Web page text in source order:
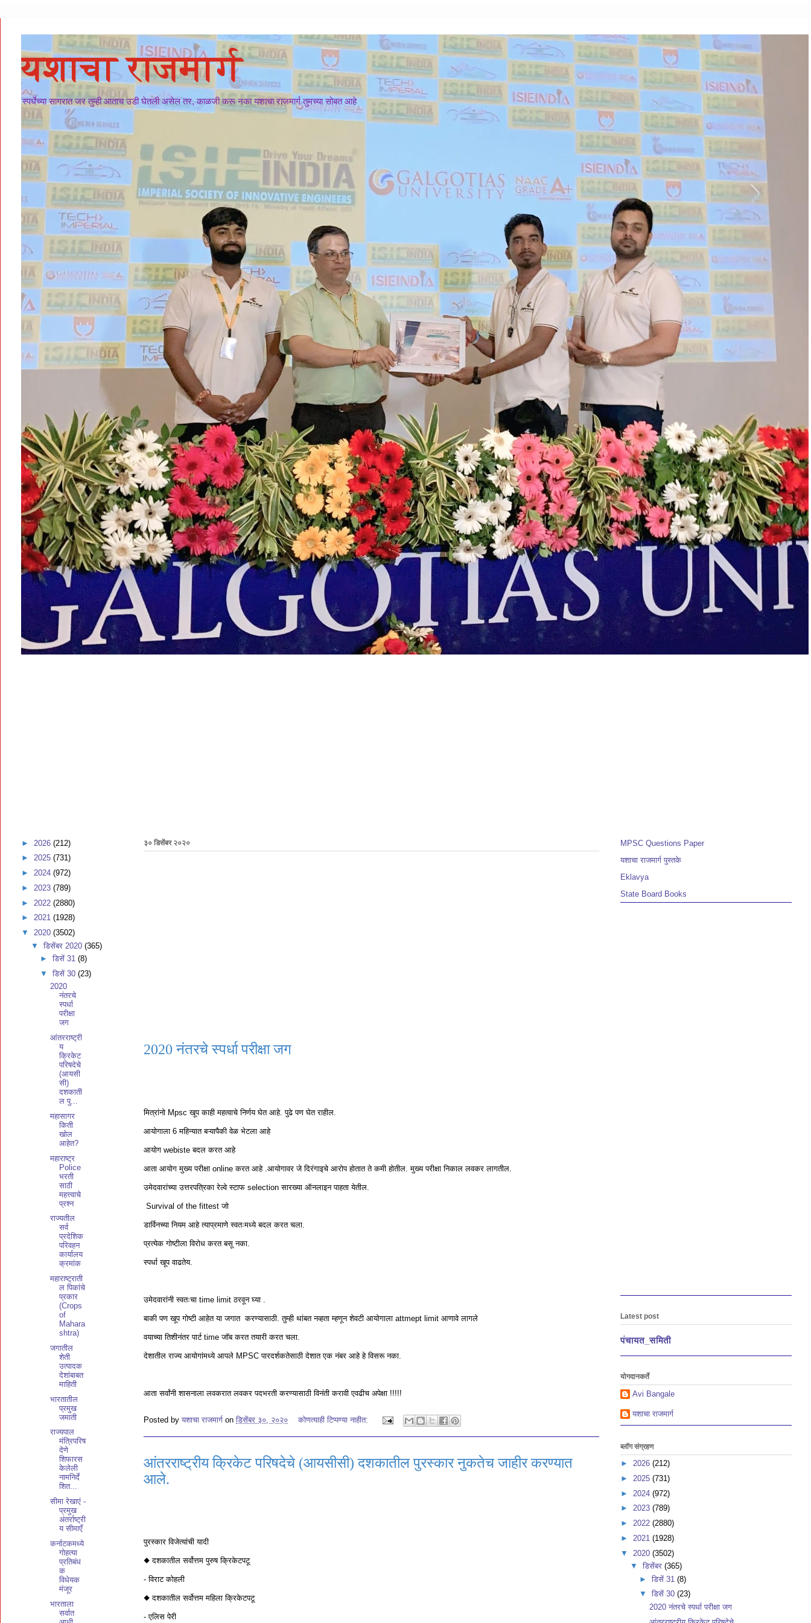
यशाचा राजमार्ग
स्पर्धेच्या सागरात जर तुम्ही आताच उडी घेतली असेल तर, काळजी करू नका यशाचा राजमार्ग तुमच्या सोबत आहे
३० डिसेंबर २०२०
2020 नंतरचे स्पर्धा परीक्षा जग
मित्रांनो Mpsc खूप काही महत्वाचे निर्णय घेत आहे. पुढे पण घेत राहील.
आयोगाला 6 महिन्यात बऱ्यापैकी वेळ भेटला आहे
आयोग webiste बदल करत आहे
आता आयोग मुख्य परीक्षा online करत आहे .आयोगावर जे दिरंगाइचे आरोप होतात ते कमी होतील. मुख्य परीक्षा निकाल लवकर लागतील.
उमेदवारांच्या उत्तरपत्रिका रेल्वे स्टाफ selection सारख्या ऑनलाइन पाहता येतील.
Survival of the fittest जो
डार्विनच्या नियम आहे त्याप्रमाणे स्वतःमध्ये बदल करत चला.
प्रत्येक गोष्टीला विरोध करत बसू नका.
स्पर्धा खूप वाढतेय.
उमेदवारांनी स्वतःचा time limit ठरवून घ्या .
बाकी पण खूप गोष्टी आहेत या जगात करण्यासाठी. तुम्ही थांबत नव्हता म्हणून शेवटी आयोगाला attmept limit आणावे लागले
वयाच्या तिशीनंतर पार्ट time जॉब करत तयारी करत चला.
देशातील राज्य आयोगांमध्ये आपले MPSC पारदर्शकतेसाठी देशात एक नंबर आहे हे विसरू नका.
आता सर्वांनी शासनाला लवकरात लवकर पदभरती करण्यासाठी विनंती करावी एवढीच अपेक्षा !!!!!
Posted by यशाचा राजमार्ग on डिसेंबर ३०, २०२० कोणत्याही टिप्पण्‍या नाहीत:
आंतरराष्ट्रीय क्रिकेट परिषदेचे (आयसीसी) दशकातील पुरस्कार नुकतेच जाहीर करण्यात
आले.
पुरस्कार विजेत्यांची यादी
◆ दशकातील सर्वोत्तम पुरुष क्रिकेटपटू
- विराट कोहली
◆ दशकातील सर्वोत्तम महिला क्रिकेटपटू
- एलिस पेरी
► 2026 (212)
► 2025 (731)
► 2024 (972)
► 2023 (789)
► 2022 (2880)
► 2021 (1928)
▼ 2020 (3502)
▼ डिसेंबर 2020 (365)
►डिसें 31(8)
▼डिसें 30(23)
2020
नंतरचे
स्पर्धा
परीक्षा
जग
आंतरराष्ट्री
य
क्रिकेट
परिषदेचे
(आयसी
सी)
दशकाती
ल पु...
महासागर
किती
खोल
आहेत?
महाराष्ट्र
Police
भरती
साठी
महत्त्वाचे
प्रश्न
राज्यतील
सर्व
प्रदेशिक
परिवहन
कार्यालय
क्रमांक
महाराष्ट्राती
ल पिकांचे
प्रकार
(Crops
of
Mahara
shtra)
जगातील
शेती
उत्पादक
देशांबाबत
माहिती
भारतातील
प्रमुख
जमाती
राज्यपाल
मंत्रिपरिष
देणे
शिफारस
केलेली
नामनिर्दे
शित...
सीमा रेखाएं -
प्रमुख
अंतर्राष्ट्री
य सीमाएँ
कर्नाटकमध्ये
गोहत्या
प्रतिबंध
क
विधेयक
मंजूर
भारताला
सर्वात
MPSC Questions Paper
यशाचा राजमार्ग पुस्तके
Eklavya
State Board Books
Latest post
पंचायत_समिती
योगदानकर्ते
Avi Bangale
यशाचा राजमार्ग
ब्लॉग संग्रहण
► 2026 (212)
► 2025 (731)
► 2024 (972)
► 2023 (789)
► 2022 (2880)
► 2021 (1928)
▼ 2020 (3502)
▼ डिसेंबर (365)
►डिसें 31(8)
▼डिसें 30(23)
2020 नंतरचे स्पर्धा परीक्षा जग